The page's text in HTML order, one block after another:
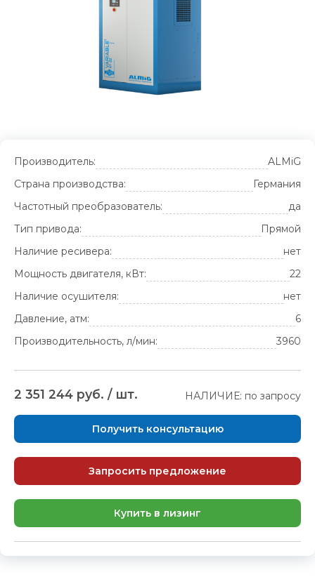
Производитель:
ALMiG
Страна производства:
Германия
Частотный преобразователь:
да
Тип привода:
Прямой
Наличие ресивера:
нет
Мощность двигателя, кВт:
22
Наличие осушителя:
нет
Давление, атм:
6
Производительность, л/мин:
3960
2 351 244 руб. / шт. НАЛИЧИЕ: по запросу
Получить консультацию
Запросить предложение
Купить в лизинг